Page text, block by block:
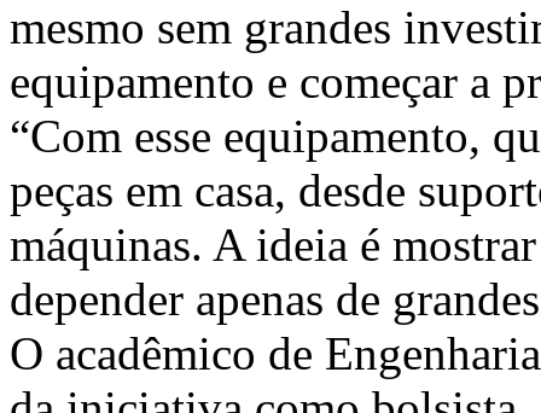
mesmo sem grandes
equipamento e começar a
“Com esse equipamento,
peças em casa, desde
máquinas. A ideia é
depender apenas de
O acadêmico de